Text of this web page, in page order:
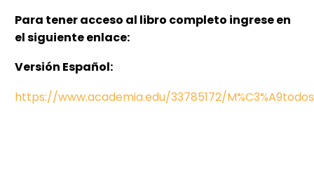
Para tener acceso al libro completo ingrese en
el siguiente enlace:
Versión Español:
https://www.academia.edu/33785172/